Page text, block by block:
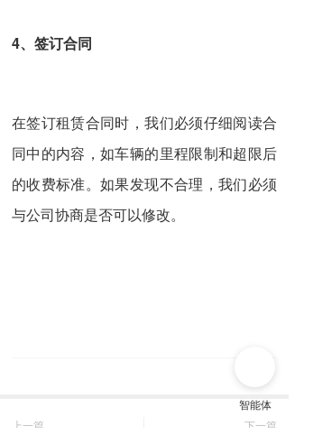
4、签订合同
在签订租赁合同时，我们必须仔细阅读合
同中的内容，如车辆的里程限制和超限后
的收费标准。如果发现不合理，我们必须
与公司协商是否可以修改。
上一篇 下一篇